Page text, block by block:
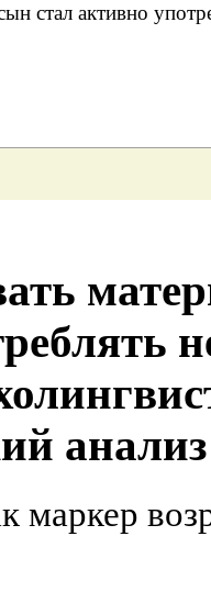
стал активно
анализ
маркер